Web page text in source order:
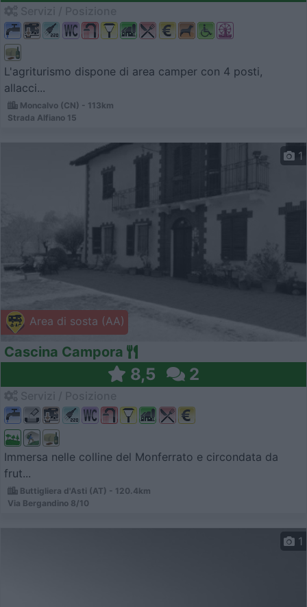
L'agriturismo dispone di area camper con 4 posti,
allacci...
Moncalvo (CN) - 113km
Strada Alfiano 15
Area di sosta (AA)
1
Cascina Campora
8,5 2
Immersa nelle colline del Monferrato e circondata da
frut...
Buttigliera d'Asti (AT) - 120.4km
Via Bergandino 8/10
1